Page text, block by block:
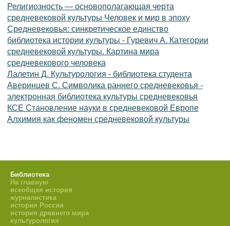
Религиозность — основополагающая черта
средневековой культуры Человек и мир в эпоху
Средневековья: синкретическое единство
библиотека истории культуры - Гуревич А. Категории
средневековой культуры. Картина мира
средневекового человека
Лалетин Д. Культурология - библиотека студента
Аверинцев С. Символика раннего средневековья -
электронная библиотека культуры средневековья
КСЕ Становление науки в средневековой Европе
Алхимия как феномен средневековой культуры
Библиотека
На главную
всеобщая история
журналистика
история России
история древнего мира
культурология